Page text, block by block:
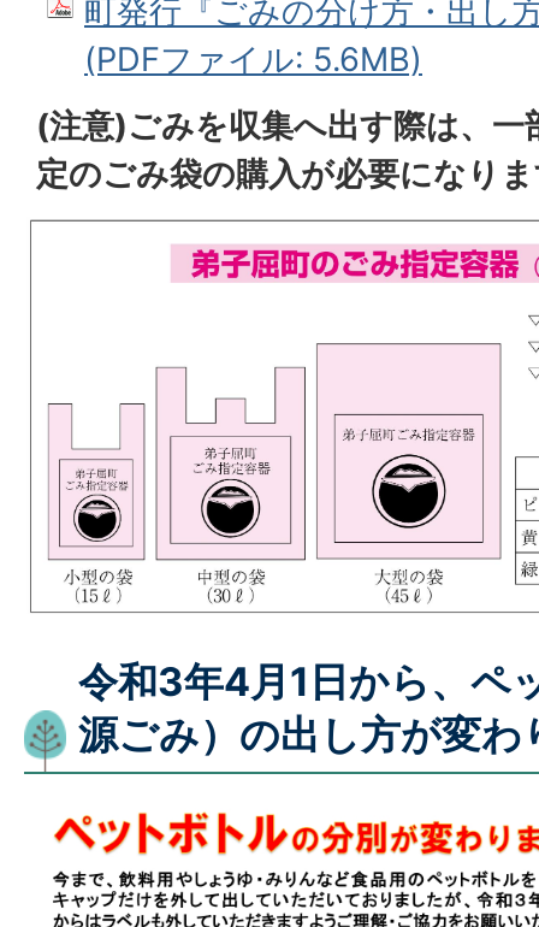
町発行『ごみの分け方・出し
(PDFファイル: 5.6MB)
(注意)ごみを収集へ出す際は、一
定のごみ袋の購入が必要になり
令和3年4月1日から、ペ
源ごみ）の出し方が変わ